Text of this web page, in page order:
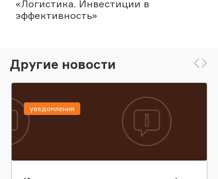
«Логистика. Инвестиции в
эффективность»
Другие новости
уведомления